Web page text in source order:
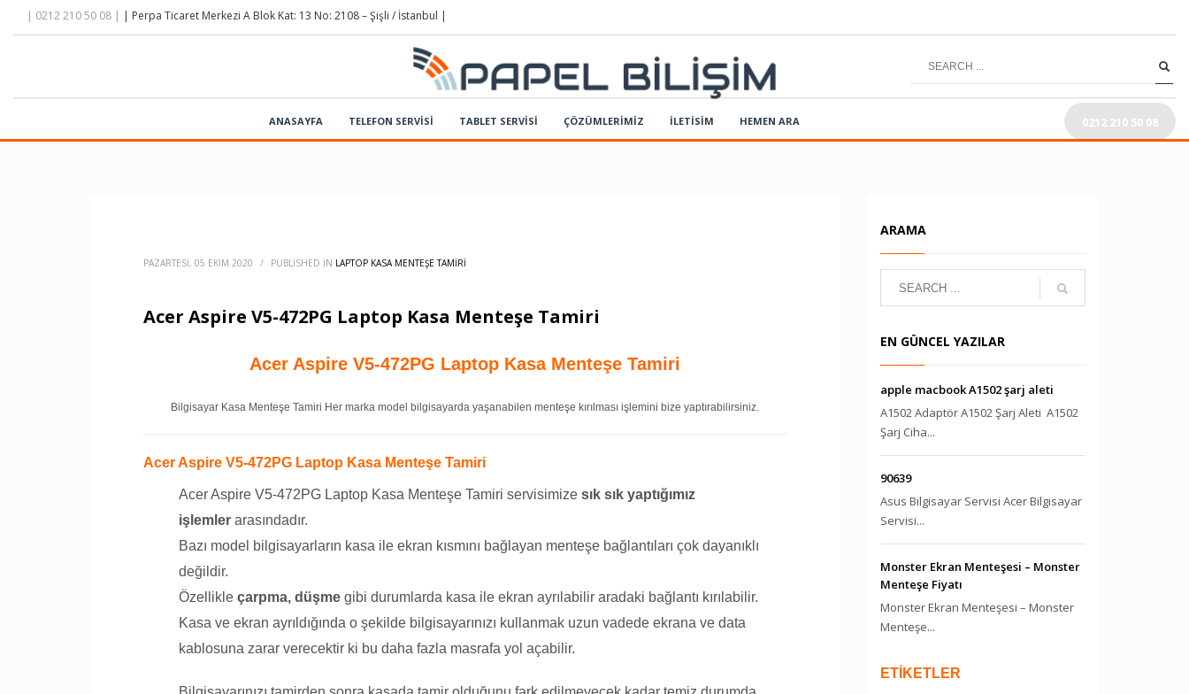
| 0212 210 50 08 | | Perpa Ticaret Merkezi A Blok Kat: 13 No: 2108 – Şişli / İstanbul |
ANASAYFA TELEFON SERVİSİ TABLET SERVİSİ ÇÖZÜMLERIMIZ İLETİSİM HEMEN ARA 0212 210 50 08
PAZARTESI, 05 EKIM 2020 / PUBLISHED IN LAPTOP KASA MENTEŞE TAMIRI
Acer Aspire V5-472PG Laptop Kasa Menteşe Tamiri
Acer Aspire V5-472PG Laptop Kasa Menteşe Tamiri
Bilgisayar Kasa Menteşe Tamiri Her marka model bilgisayarda yaşanabilen menteşe kırılması işlemini bize yaptırabilirsiniz.
Acer Aspire V5-472PG Laptop Kasa Menteşe Tamiri
Acer Aspire V5-472PG Laptop Kasa Menteşe Tamiri servisimize sık sık yaptığımız
işlemler arasındadır.
Bazı model bilgisayarların kasa ile ekran kısmını bağlayan menteşe bağlantıları çok dayanıklı
değildir.
Özellikle çarpma, düşme gibi durumlarda kasa ile ekran ayrılabilir aradaki bağlantı kırılabilir.
Kasa ve ekran ayrıldığında o şekilde bilgisayarınızı kullanmak uzun vadede ekrana ve data
kablosuna zarar verecektir ki bu daha fazla masrafa yol açabilir.
ARAMA
EN GÜNCEL YAZILAR
apple macbook A1502 şarj aleti
A1502 Adaptör A1502 Şarj Aleti A1502
Şarj Ciha...
90639
Asus Bilgisayar Servisi Acer Bilgisayar
Servisi...
Monster Ekran Menteşesi – Monster
Menteşe Fiyatı
Monster Ekran Menteşesi – Monster
Menteşe...
ETİKETLER